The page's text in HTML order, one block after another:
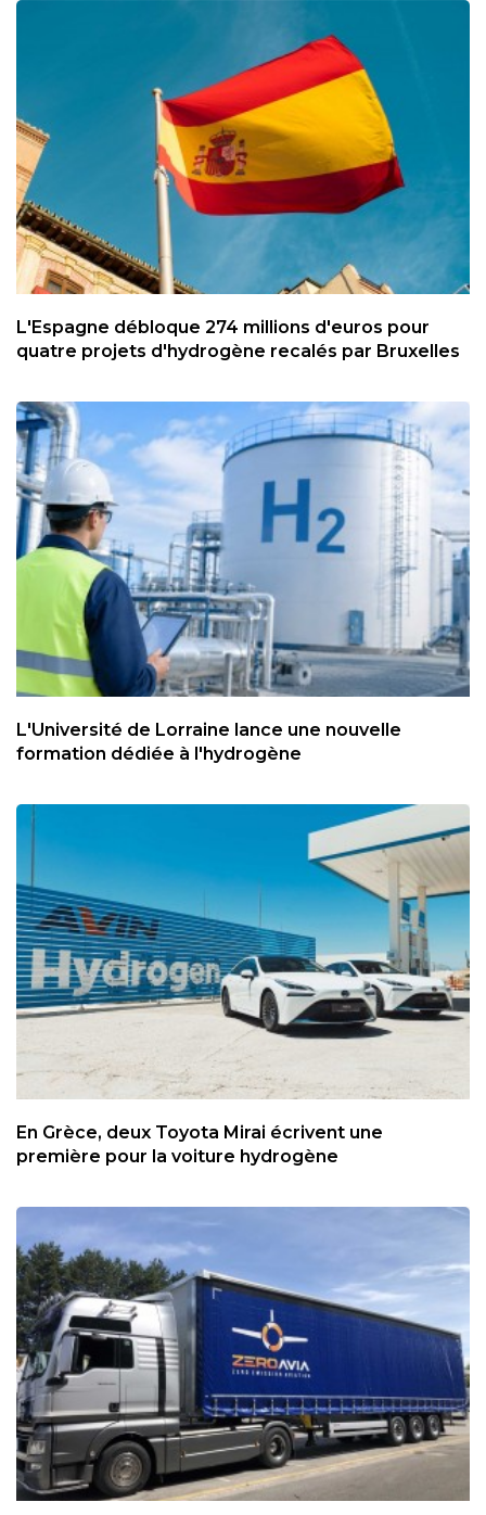
L'Espagne débloque 274 millions d'euros pour
quatre projets d'hydrogène recalés par Bruxelles
L'Université de Lorraine lance une nouvelle
formation dédiée à l'hydrogène
En Grèce, deux Toyota Mirai écrivent une
première pour la voiture hydrogène